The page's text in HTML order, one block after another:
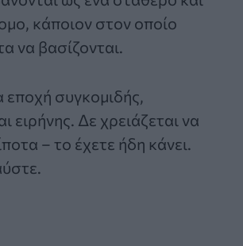
κάποιον στον οποίο
να βασίζονται.
εποχή συγκομιδής,
ειρήνης. Δε χρειάζεται να
– το έχετε ήδη κάνει.